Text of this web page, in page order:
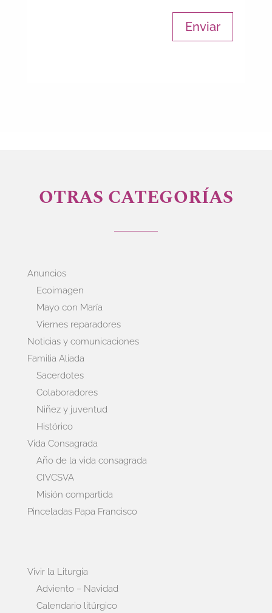
Enviar
OTRAS CATEGORÍAS
Anuncios
Ecoimagen
Mayo con María
Viernes reparadores
Noticias y comunicaciones
Familia Aliada
Sacerdotes
Colaboradores
Niñez y juventud
Histórico
Vida Consagrada
Año de la vida consagrada
CIVCSVA
Misión compartida
Pinceladas Papa Francisco
Vivir la Liturgia
Adviento – Navidad
Calendario litúrgico